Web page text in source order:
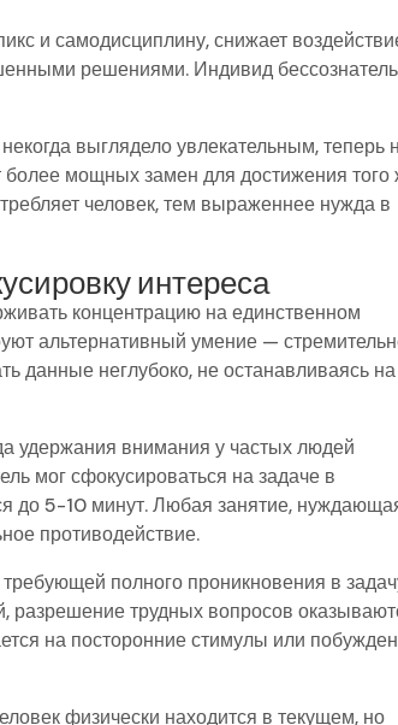
и самодисциплину, снижает
решениями. Индивид
выглядело увлекательным, теперь
более мощных замен для достижения того
человек, тем выраженнее нужда в
интереса
концентрацию на единственном
альтернативный умение —
данные неглубоко, не останавливаясь на
удержания внимания у частых людей
мог сфокусироваться на задаче в
до 5-10 минут. Любая занятие,
противодействие.
полного проникновения в
разрешение трудных вопросов
на посторонние стимулы или
физически находится в текущем, но